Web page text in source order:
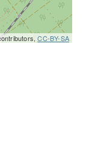
CC-BY-SA